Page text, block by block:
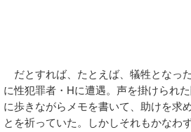
だとすれば、たとえば、犠牲となっ
に性犯罪者・Hに遭遇。声を掛けられ
に歩きながらメモを書いて、助けを求
とを祈っていた。しかしそれもかなわ